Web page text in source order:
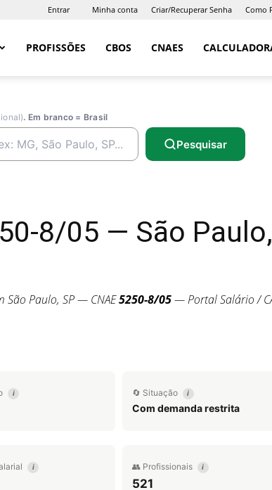
Entrar Minha conta Criar/Recuperar Senha Como
PROFISSÕES CBOS CNAES
. Em branco = Brasil
Pesquisar
8/05 — São Paulo,
São Paulo, SP — CNAE5250-8/05— Portal Salário /
i 🔄 Situação i
Com demanda restrita
i 👥 Profissionais i
521